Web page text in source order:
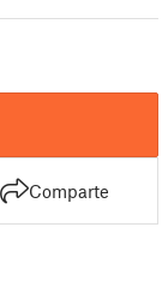
Comparte